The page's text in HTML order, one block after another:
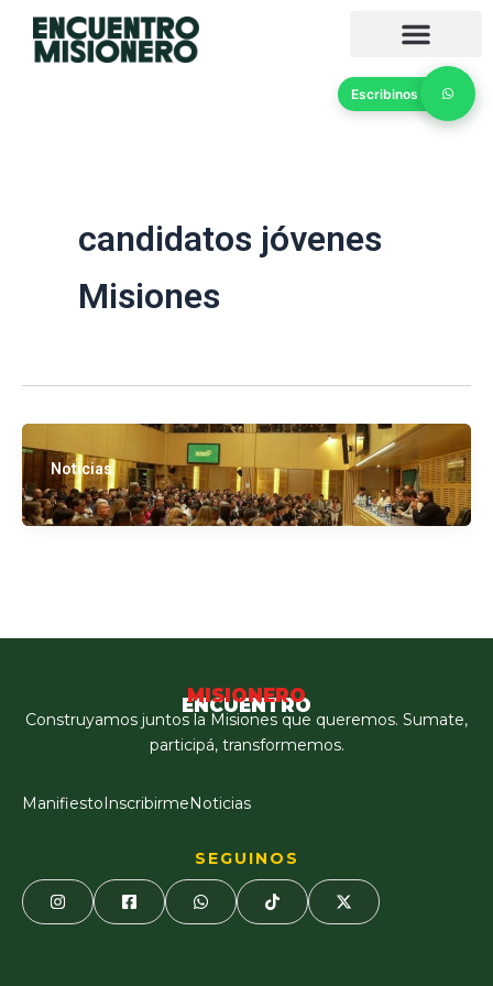
candidatos jóvenes
Misiones
Noticias
ENCUENTRO
MISIONERO
Construyamos juntos la Misiones que queremos. Sumate,
participá, transformemos.
ManifiestoInscribirmeNoticias
SEGUINOS
Escribinos